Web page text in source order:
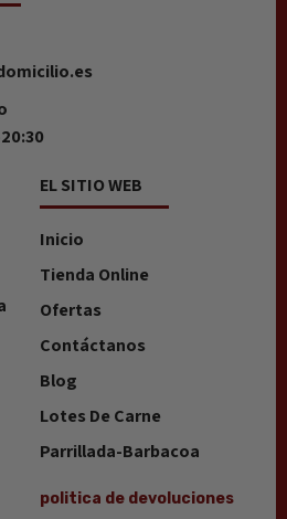
EL SITIO WEB
Inicio
Tienda Online
Ofertas
Contáctanos
Blog
Lotes De Carne
Parrillada-Barbacoa
politica de devoluciones